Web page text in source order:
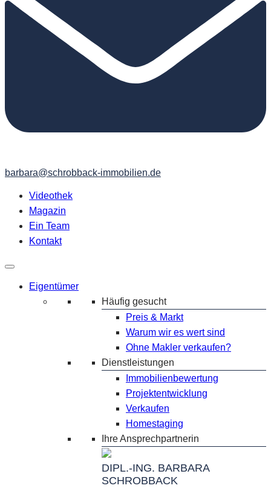
barbara@schrobback-immobilien.de
Videothek
Magazin
Ein Team
Kontakt
Eigentümer
Häufig gesucht
Preis & Markt
Warum wir es wert sind
Ohne Makler verkaufen?
Dienstleistungen
Immobilienbewertung
Projektentwicklung
Verkaufen
Homestaging
Ihre Ansprechpartnerin
DIPL.-ING. BARBARA
SCHROBBACK